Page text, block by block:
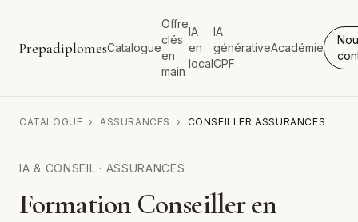
PrepadiplomesCatalogue
Offre
clés
en
main
IA
en
local
IA
générative
CPF
Académie
CATALOGUE › ASSURANCES › CONSEILLER ASSURANCES
IA & CONSEIL · ASSURANCES
Formation Conseiller en